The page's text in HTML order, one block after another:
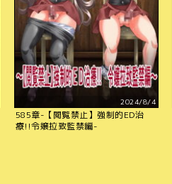
2024/8/4
585章-【閲覧禁止】強制的ED治
療!!令嬢拉致監禁編-